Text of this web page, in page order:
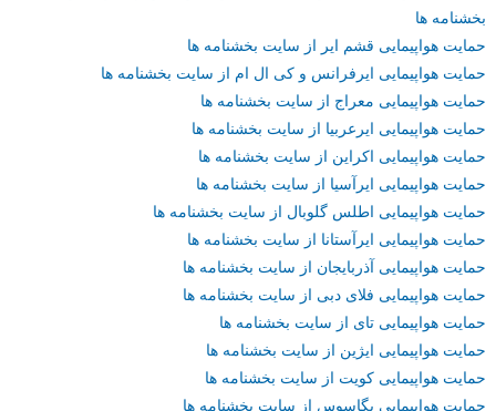
بخشنامه ها
حمایت هواپیمایی قشم ایر از سایت بخشنامه ها
حمایت هواپیمایی ایرفرانس و کی ال ام از سایت بخشنامه ها
حمایت هواپیمایی معراج از سایت بخشنامه ها
حمایت هواپیمایی ایرعربیا از سایت بخشنامه ها
حمایت هواپیمایی اکراین از سایت بخشنامه ها
حمایت هواپیمایی ایرآسیا از سایت بخشنامه ها
حمایت هواپیمایی اطلس گلوبال از سایت بخشنامه ها
حمایت هواپیمایی ایرآستانا از سایت بخشنامه ها
حمایت هواپیمایی آذربایجان از سایت بخشنامه ها
حمایت هواپیمایی فلای دبی از سایت بخشنامه ها
حمایت هواپیمایی تای از سایت بخشنامه ها
حمایت هواپیمایی ایژین از سایت بخشنامه ها
حمایت هواپیمایی کویت از سایت بخشنامه ها
حمایت هواپیمایی پگاسوس از سایت بخشنامه ها